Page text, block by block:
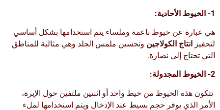
1- الخيوط الأحادية:
هي عبارة عن خيوط ناعمة وملساء يتم استخدامها بشكل أساسي
لتحفيز انتاج الكولاجين وتحسين ملمس الجلد وهي مثالية للمناطق
التي تحتاج إلى نضارة.
2- الخيوط المجدولة:
تتكون هذه الخيوط من خيط واحد أو اثنتين ملتفين حول الإبرة،
الأمر الذي يوفر حجم بسيط عند الإدخال ويتم استخدامها لملء